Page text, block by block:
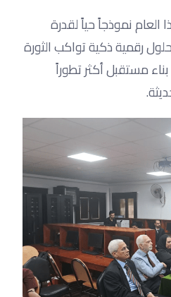
نموذجاً حياً لقدرة
رقمية ذكية تواكب الثورة
مستقبل أكثر تطوراً